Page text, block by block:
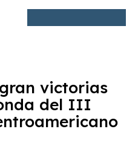
victorias
del III